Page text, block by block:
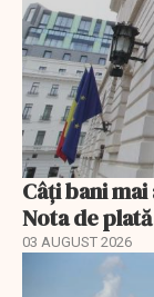
Câți bani
Nota de
03 AUGUST 2026